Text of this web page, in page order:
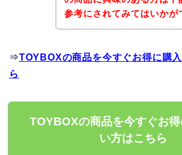
参考にされてみてはいかが
⇒TOYBOXの商品を今すぐお得に購
ら
TOYBOXの商品を今すぐお
い方はこちら